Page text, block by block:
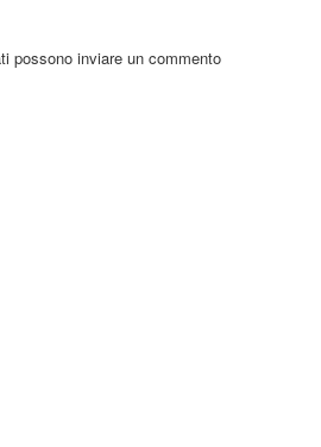
possono inviare un commento